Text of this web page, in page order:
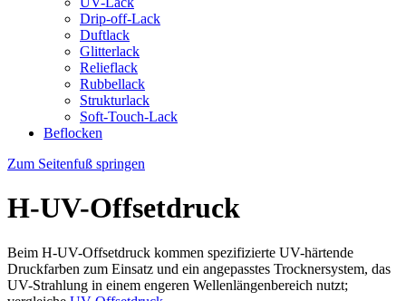
Drip-off-Lack
Duftlack
Glitterlack
Relieflack
Rubbellack
Strukturlack
Soft-Touch-Lack
Beflocken
Zum Seitenfuß springen
H-UV-Offsetdruck
Beim H-UV-Offsetdruck kommen spezifizierte UV-härtende
Druckfarben zum Einsatz und ein angepasstes Trocknersystem, das
UV-Strahlung in einem engeren Wellenlängenbereich nutzt;